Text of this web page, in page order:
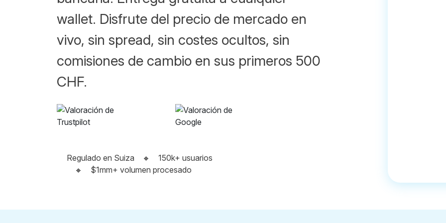
wallet. Disfrute del precio de mercado en
vivo, sin spread, sin costes ocultos, sin
comisiones de cambio en sus primeros 500
CHF.
Regulado en Suiza 🔸
150k+ usuarios
🔸
$1mm+ volumen procesado